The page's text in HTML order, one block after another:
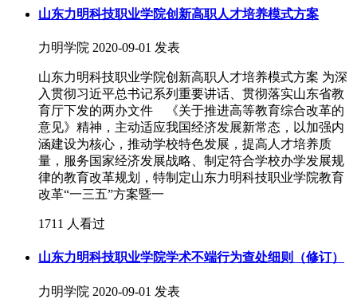
山东力明科技职业学院创新高职人才培养模式方案
力明学院 2020-09-01 发表
山东力明科技职业学院创新高职人才培养模式方案 为深
入贯彻习近平总书记系列重要讲话、贯彻落实山东省教
育厅下发的两办文件 《关于推进高等教育综合改革的
意见》精神，主动适应我国经济发展新常态，以加强内
涵建设为核心，推动学校特色发展，提高人才培养质
量，服务国家经济发展战略、制定符合学校办学发展规
律的教育改革规划，特制定山东力明科技职业学院教育
改革“一三五”方案暨一
1711 人看过
山东力明科技职业学院学术不端行为查处细则（修订）
力明学院 2020-09-01 发表